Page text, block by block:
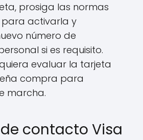
prosiga las normas
activarla y
número de
si es requisito.
evaluar la tarjeta
compra para
marcha.
contacto Visa